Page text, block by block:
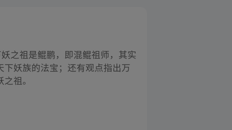
之祖是鲲鹏，即混鲲祖师，其实
妖族的法宝；还有观点指出万
祖。